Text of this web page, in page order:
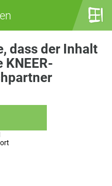
dass der Inhalt